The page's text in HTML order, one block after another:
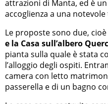
attrazioni di Manta, ed è
accoglienza a una
Le proposte sono due, cioè
e la Casa sull’albero
pianta sulla quale è stata
l’alloggio degli ospiti.
camera con letto
passerella e di un bagno